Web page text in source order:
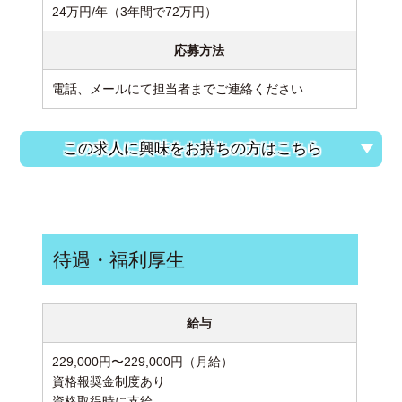
24万円/年（3年間で72万円）
応募方法
電話、メールにて担当者までご連絡ください
この求人に興味をお持ちの方はこちら
待遇・福利厚生
給与
229,000円〜229,000円（月給）
資格報奨金制度あり